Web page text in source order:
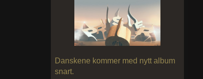
Danskene kommer med nytt album
snart.